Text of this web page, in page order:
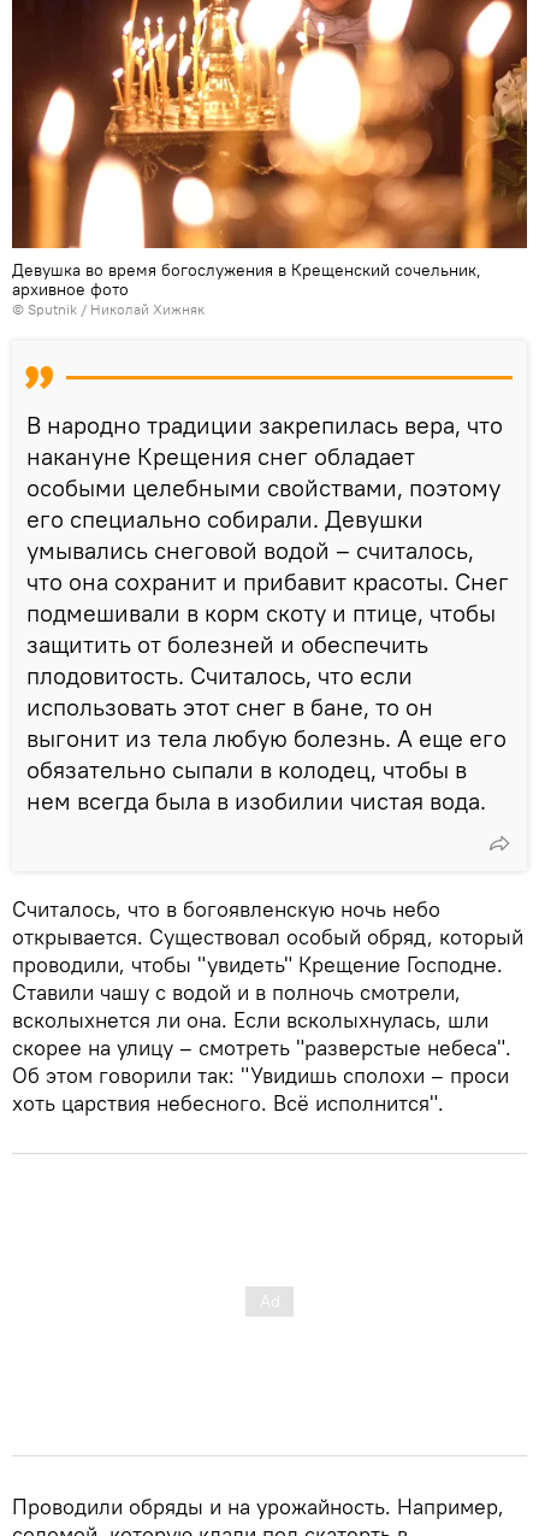
Девушка во время богослужения в Крещенский сочельник,
архивное фото
© Sputnik / Николай Хижняк
В народно традиции закрепилась вера, что
накануне Крещения снег обладает
особыми целебными свойствами, поэтому
его специально собирали. Девушки
умывались снеговой водой – считалось,
что она сохранит и прибавит красоты. Снег
подмешивали в корм скоту и птице, чтобы
защитить от болезней и обеспечить
плодовитость. Считалось, что если
использовать этот снег в бане, то он
выгонит из тела любую болезнь. А еще его
обязательно сыпали в колодец, чтобы в
нем всегда была в изобилии чистая вода.
Считалось, что в богоявленскую ночь небо
открывается. Существовал особый обряд, который
проводили, чтобы "увидеть" Крещение Господне.
Ставили чашу с водой и в полночь смотрели,
всколыхнется ли она. Если всколыхнулась, шли
скорее на улицу – смотреть "разверстые небеса".
Об этом говорили так: "Увидишь сполохи – проси
хоть царствия небесного. Всё исполнится".
Проводили обряды и на урожайность. Например,